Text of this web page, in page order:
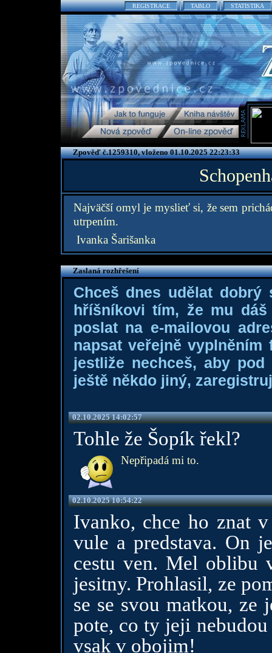
REGISTRACE TABLO STATISTIKA
Zpověď č.1259310, vloženo 01.10.2025 22:23:33
Najväčší omyl je myslieť si, že sem
utrpením.
Ivanka Šarišanka
Zaslaná rozhřešení
Chceš dnes udělat dobrý
hříšníkovi tím, že mu
poslat na e-mailovou
napsat veřejně
jestliže nechceš, aby
ještě někdo jiný,
02.10.2025 14:02:57
Tohle že Šopík řekl?
Nepřipadá mi to.
02.10.2025 10:54:22
Ivanko, chce ho znat
vule a predstava. On
cestu ven. Mel oblibu
jesitny. Prohlasil, ze
se se svou matkou, ze
pote, co ty jeji
vsak v obojim!